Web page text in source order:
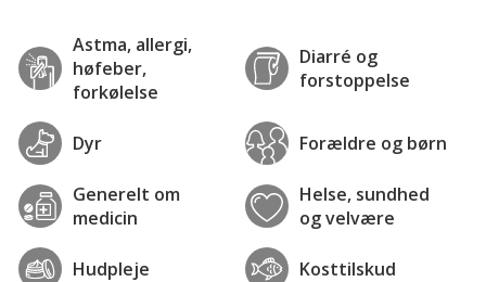
Astma, allergi,
høfeber,
forkølelse
Diarré og
forstoppelse
Dyr Forældre og børn
Generelt om
medicin
Helse, sundhed
og velvære
Hudpleje Kosttilskud